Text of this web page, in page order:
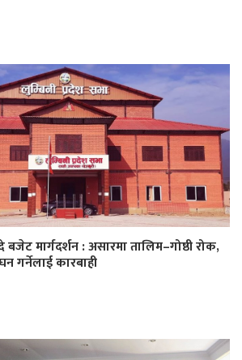
मार्गदर्शन : असारमा तालिम–गोष्ठी रोक,
कारबाही